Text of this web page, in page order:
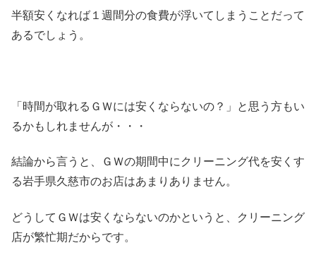
半額安くなれば１週間分の食費が浮いてしまうことだって
あるでしょう。
「時間が取れるＧＷには安くならないの？」と思う方もい
るかもしれませんが・・・
結論から言うと、ＧＷの期間中にクリーニング代を安くす
る岩手県久慈市のお店はあまりありません。
どうしてＧＷは安くならないのかというと、クリーニング
店が繁忙期だからです。